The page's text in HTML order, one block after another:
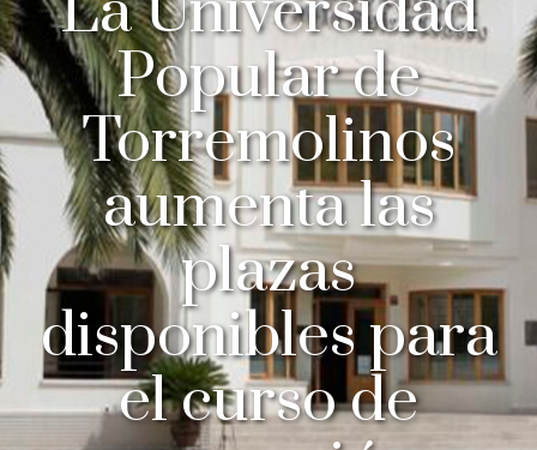
Popular de
Torremolinos
aumenta las
plazas
disponibles para
el curso de